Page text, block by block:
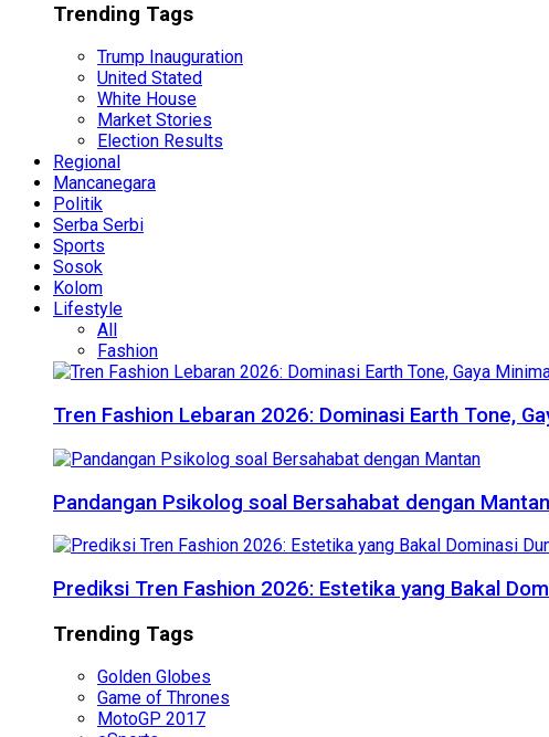
Trending Tags
Trump Inauguration
United Stated
White House
Market Stories
Election Results
Regional
Mancanegara
Politik
Serba Serbi
Sports
Sosok
Kolom
Lifestyle
All
Fashion
Tren Fashion Lebaran 2026: Dominasi Earth Tone,
Pandangan Psikolog soal Bersahabat dengan Mantan
Prediksi Tren Fashion 2026: Estetika yang Bakal
Trending Tags
Golden Globes
Game of Thrones
MotoGP 2017